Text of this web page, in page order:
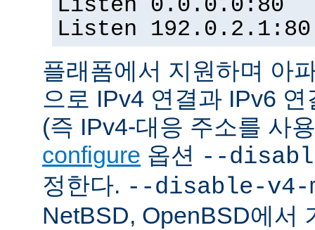
Listen 0.0.0.0:80
Listen 192.0.2.1:80
플래폼에서 지원하며 아
으로 IPv4 연결과 IPv6
(즉 IPv4-대응 주소를 사
configure 옵션 --
정한다. --disable-v4-
NetBSD, OpenBSD에서